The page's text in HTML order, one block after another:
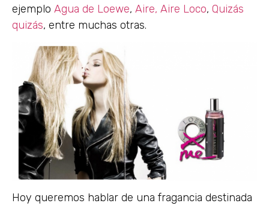
ejemplo Agua de Loewe, Aire, Aire Loco, Quizás
quizás, entre muchas otras.
Hoy queremos hablar de una fragancia destinada